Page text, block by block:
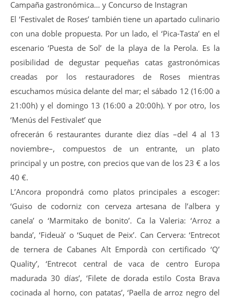
Campaña gastronómica… y Concurso de Instagran
El ‘Festivalet de Roses’ también tiene un apartado culinario
con una doble propuesta. Por un lado, el ‘Pica-Tasta’ en el
escenario ‘Puesta de Sol’ de la playa de la Perola. Es la
posibilidad de degustar pequeñas catas gastronómicas
creadas por los restauradores de Roses mientras
escuchamos música delante del mar; el sábado 12 (16:00 a
21:00h) y el domingo 13 (16:00 a 20:00h). Y por otro, los
‘Menús del Festivalet’ que
ofrecerán 6 restaurantes durante diez días –del 4 al 13
noviembre–, compuestos de un entrante, un plato
principal y un postre, con precios que van de los 23 € a los
40 €.
L’Ancora propondrá como platos principales a escoger:
‘Guiso de codorniz con cerveza artesana de l’albera y
canela’ o ‘Marmitako de bonito’. Ca la Valeria: ‘Arroz a
banda’, ‘Fideuà’ o ‘Suquet de Peix’. Can Cervera: ‘Entrecot
de ternera de Cabanes Alt Empordà con certificado ‘Q’
Quality’, ‘Entrecot central de vaca de centro Europa
madurada 30 días’, ‘Filete de dorada estilo Costa Brava
cocinada al horno, con patatas’, ‘Paella de arroz negro del